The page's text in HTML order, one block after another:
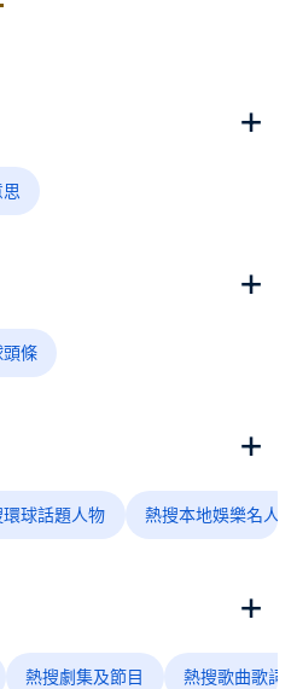
條
球話題人物 熱搜本地娛樂名人
熱搜劇集及節目 熱搜歌曲歌詞